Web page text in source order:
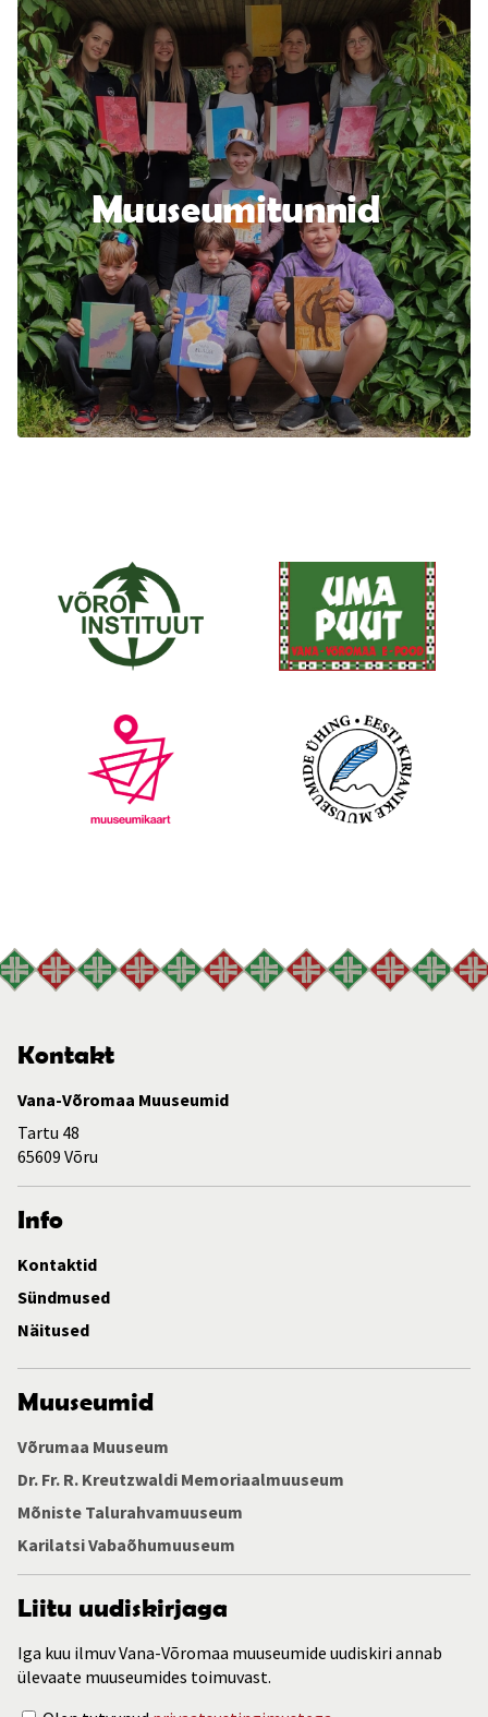
Muuseumitunnid
Kontakt
Vana-Võromaa Muuseumid
Tartu 48
65609 Võru
Info
Kontaktid
Sündmused
Näitused
Muuseumid
Võrumaa Muuseum
Dr. Fr. R. Kreutzwaldi Memoriaalmuuseum
Mõniste Talurahvamuuseum
Karilatsi Vabaõhumuuseum
Liitu uudiskirjaga
Iga kuu ilmuv Vana-Võromaa muuseumide uudiskiri annab
ülevaate muuseumides toimuvast.